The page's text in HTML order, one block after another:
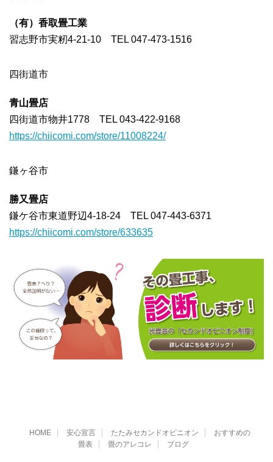
（有）香取畳工業
習志野市実籾4-21-10 TEL 047-473-1516
四街道市
青山畳店
四街道市物井1778 TEL 043-422-9168
https://chiicomi.com/store/11008224/
鎌ヶ谷市
勝又畳店
鎌ケ谷市東道野辺4-18-24 TEL 047-443-6371
https://chiicomi.com/store/633635
HOME 安心宣言 たたみセカンドオピニオン
おすすめの
畳表
畳のアレコレ ブログ